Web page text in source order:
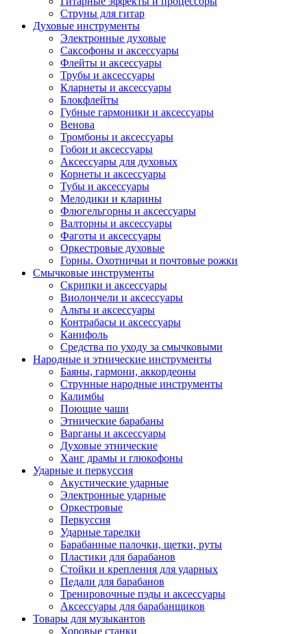
Струны для гитар
Духовые инструменты
Электронные духовые
Саксофоны и аксессуары
Флейты и аксессуары
Трубы и аксессуары
Кларнеты и аксессуары
Блокфлейты
Губные гармоники и аксессуары
Венова
Тромбоны и аксессуары
Гобои и аксессуары
Аксессуары для духовых
Корнеты и аксессуары
Тубы и аксессуары
Мелодики и кларины
Флюгельгорны и аксессуары
Валторны и аксессуары
Фаготы и аксессуары
Оркестровые духовые
Горны. Охотничьи и почтовые рожки
Смычковые инструменты
Скрипки и аксессуары
Виолончели и аксессуары
Альты и аксессуары
Контрабасы и аксессуары
Канифоль
Средства по уходу за смычковыми
Народные и этнические инструменты
Баяны, гармони, аккордеоны
Струнные народные инструменты
Калимбы
Поющие чаши
Этнические барабаны
Варганы и аксессуары
Духовые этнические
Ханг драмы и глюкофоны
Ударные и перкуссия
Акустические ударные
Электронные ударные
Оркестровые
Перкуссия
Ударные тарелки
Барабанные палочки, щетки, руты
Пластики для барабанов
Стойки и крепления для ударных
Педали для барабанов
Тренировочные пэды и аксессуары
Аксессуары для барабанщиков
Товары для музыкантов
Хоровые станки